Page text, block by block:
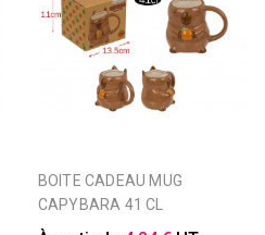
BOITE CADEAU MUG
CAPYBARA 41 CL